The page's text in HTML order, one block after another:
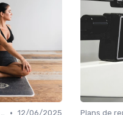
Plans de repas pour la perte de poids
12/06/2025